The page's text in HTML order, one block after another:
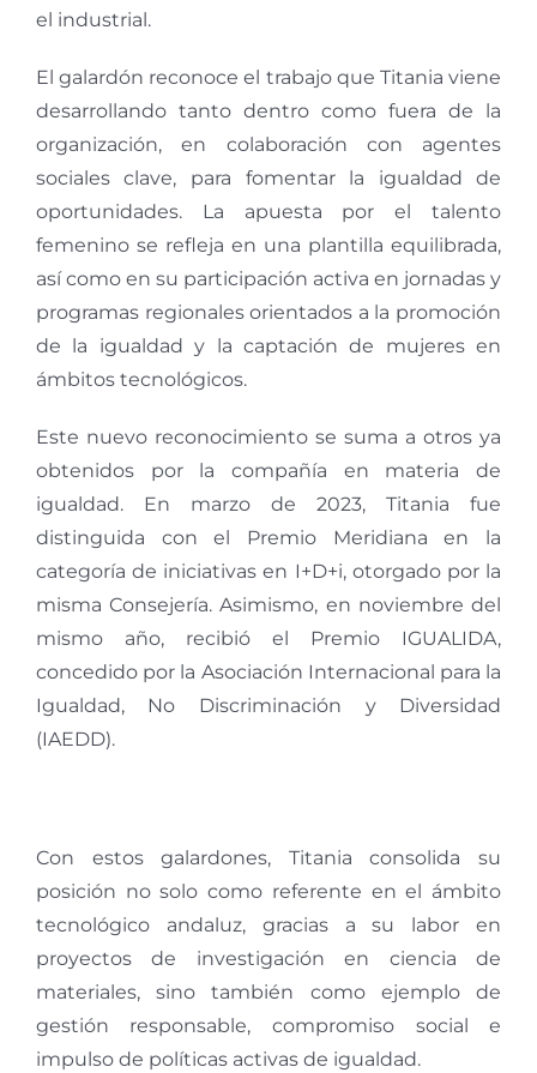
el industrial.
El galardón reconoce el trabajo que Titania viene
desarrollando tanto dentro como fuera de la
organización, en colaboración con agentes
sociales clave, para fomentar la igualdad de
oportunidades. La apuesta por el talento
femenino se refleja en una plantilla equilibrada,
así como en su participación activa en jornadas y
programas regionales orientados a la promoción
de la igualdad y la captación de mujeres en
ámbitos tecnológicos.
Este nuevo reconocimiento se suma a otros ya
obtenidos por la compañía en materia de
igualdad. En marzo de 2023, Titania fue
distinguida con el Premio Meridiana en la
categoría de iniciativas en I+D+i, otorgado por la
misma Consejería. Asimismo, en noviembre del
mismo año, recibió el Premio IGUALIDA,
concedido por la Asociación Internacional para la
Igualdad, No Discriminación y Diversidad
(IAEDD).
Con estos galardones, Titania consolida su
posición no solo como referente en el ámbito
tecnológico andaluz, gracias a su labor en
proyectos de investigación en ciencia de
materiales, sino también como ejemplo de
gestión responsable, compromiso social e
impulso de políticas activas de igualdad.